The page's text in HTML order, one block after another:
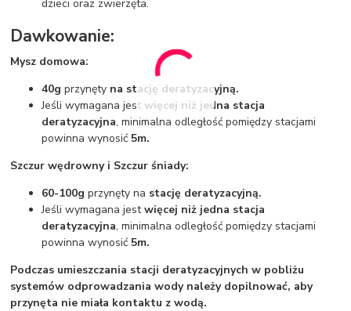
dzieci oraz zwierzęta.
Dawkowanie:
Mysz domowa:
40g przynęty na stację deratyzacyjną.
Jeśli wymagana jestwięcej niż jedna stacja
deratyzacyjna, minimalna odległość pomiędzy stacjami
powinna wynosić 5m.
Szczur wędrowny i Szczur śniady:
60-100gprzynęty na stację deratyzacyjną.
Jeśli wymagana jestwięcej niż jedna stacja
deratyzacyjna, minimalna odległość pomiędzy stacjami
powinna wynosić 5m.
Podczas umieszczania stacji deratyzacyjnych w pobliżu
systemów odprowadzania wody należy dopilnować, aby
przynęta nie miała kontaktu z wodą.